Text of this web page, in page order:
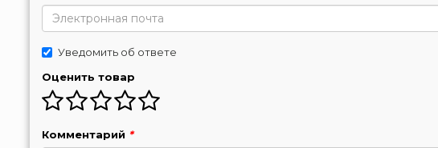
Уведомить об ответе
Оценить товар
Комментарий *